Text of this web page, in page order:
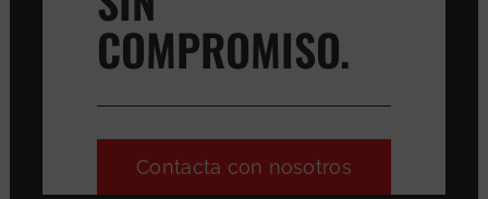
COMPROMISO.
Contacta con nosotros